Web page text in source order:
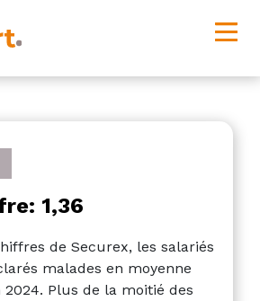
1,36
de Securex, les salariés
malades en moyenne
2024. Plus de la moitié des